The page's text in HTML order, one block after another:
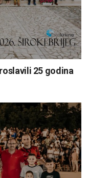
25 godina